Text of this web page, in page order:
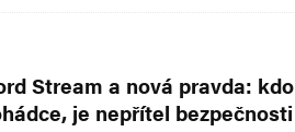
Stream a nová pravda: kdo
je nepřítel bezpečnosti